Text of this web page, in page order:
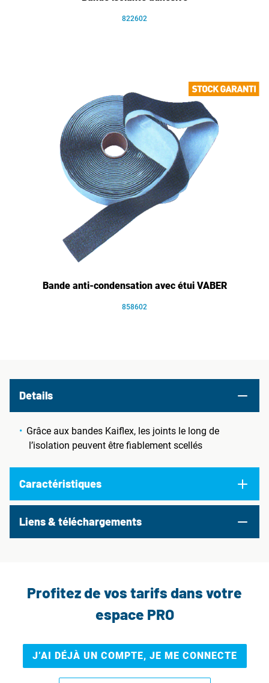
822602
Bande anti-condensation avec étui VABER
858602
Details
Grâce aux bandes Kaiflex, les joints le long de
l’isolation peuvent être fiablement scellés
Caractéristiques
Liens & téléchargements
Profitez de vos tarifs dans votre
espace PRO
J’AI DÉJÀ UN COMPTE, JE ME CONNECTE